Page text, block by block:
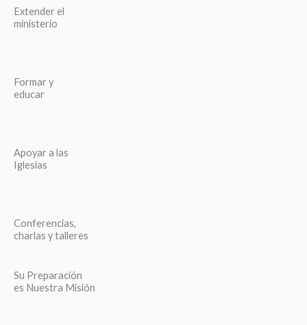
Extender el
ministerio
Formar y
educar
Apoyar a las
Iglesias
Conferencias,
charlas y talleres
Su Preparación
es Nuestra Misión